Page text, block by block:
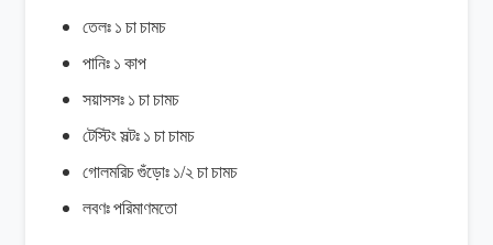
তেলঃ ১ চাচামচ
পানিঃ ১ কাপ
সয়াসসঃ ১ চাচামচ
টেস্টিংসল্টঃ ১ চাচামচ
গোলমরিচগুঁড়োঃ ১/২ চাচামচ
লবণঃপরিমাণমতো